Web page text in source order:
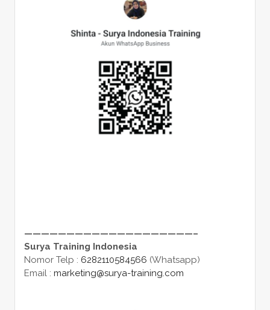
————————————————————–
Surya Training Indonesia
Nomor Telp : 6282110584566 (Whatsapp)
Email : marketing@surya-training.com